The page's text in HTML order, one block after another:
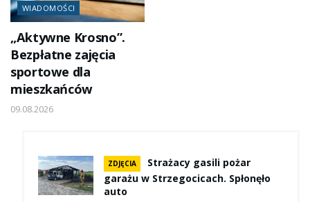
WIADOMOŚCI
„Aktywne Krosno”.
Bezpłatne zajęcia
sportowe dla
mieszkańców
09.08.2026
ZDJĘCIA
Strażacy gasili pożar
garażu w Strzegocicach. Spłonęło
auto